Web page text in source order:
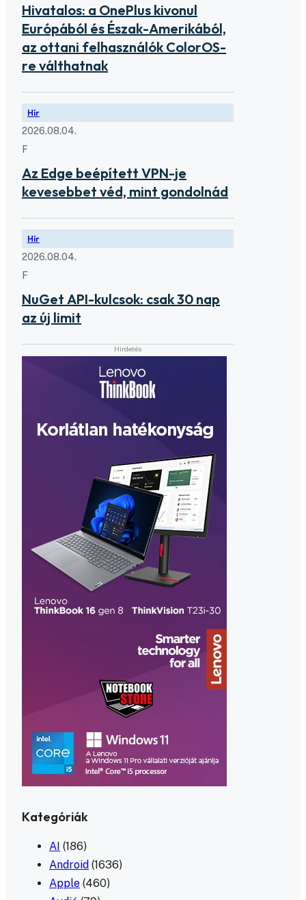
Hivatalos: a OnePlus kivonul
Európából és Észak-Amerikából,
az ottani felhasználók ColorOS-
re válthatnak
Hír
2026.08.04.
F
Az Edge beépített VPN-je
kevesebbet véd, mint gondolnád
Hír
2026.08.04.
F
NuGet API-kulcsok: csak 30 nap
az új limit
Kategóriák
AI (186)
Android (1636)
Apple (460)